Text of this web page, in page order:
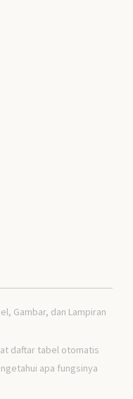
Gambar, dan Lampiran
daftar tabel otomatis
apa fungsinya